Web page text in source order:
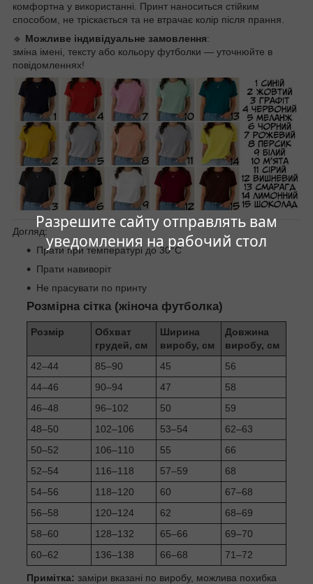
Разрешите сайту отправлять вам
уведомления на рабочий стол
комфортна у використанні. Принт наноситься стійким
способом, не тріскається та не втрачає колір після прання.
🔹 Можливе індивідуальне замовлення:
зміна імені, тексту або кольору футболки — уточнюйте в
повідомленнях!
Догляд:
Прати при температурі до 30°C
Прати навиворіт
Не прасувати по принту
Розмірна сітка (жіноча футболка)
Розмір
Обхват
грудей, см
Ширина
виробу, см
Довжина
виробу, см
42–44
85–90 45
56
44–46
90–94 47
58
46–48
96–102 50
59
48–50
102–106 53–54
62–63
50–52
106–110 55
66
52–54
116–118 57–59
68
54–56
118–120 60
67–68
56–58
120–124 62
68–69
58–60
128–132 65–66
69–70
60–62
136–138 66–68 71–72
Примітка: заміри вказані по виробу, можлива похибка